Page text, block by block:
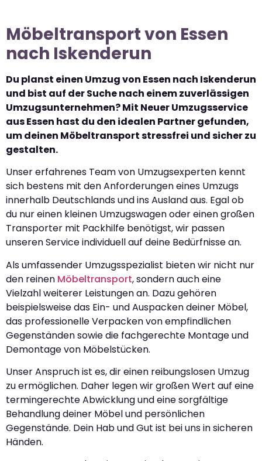
Möbeltransport von Essen
nach Iskenderun
Du planst einen Umzug von Essen nach Iskenderun
und bist auf der Suche nach einem zuverlässigen
Umzugsunternehmen? Mit Neuer Umzugsservice
aus Essen hast du den idealen Partner gefunden,
um deinen Möbeltransport stressfrei und sicher zu
gestalten.
Unser erfahrenes Team von Umzugsexperten kennt
sich bestens mit den Anforderungen eines Umzugs
innerhalb Deutschlands und ins Ausland aus. Egal ob
du nur einen kleinen Umzugswagen oder einen großen
Transporter mit Packhilfe benötigst, wir passen
unseren Service individuell auf deine Bedürfnisse an.
Als umfassender Umzugsspezialist bieten wir nicht nur
den reinen Möbeltransport, sondern auch eine
Vielzahl weiterer Leistungen an. Dazu gehören
beispielsweise das Ein- und Auspacken deiner Möbel,
das professionelle Verpacken von empfindlichen
Gegenständen sowie die fachgerechte Montage und
Demontage von Möbelstücken.
Unser Anspruch ist es, dir einen reibungslosen Umzug
zu ermöglichen. Daher legen wir großen Wert auf eine
termingerechte Abwicklung und eine sorgfältige
Behandlung deiner Möbel und persönlichen
Gegenstände. Dein Hab und Gut ist bei uns in sicheren
Händen.